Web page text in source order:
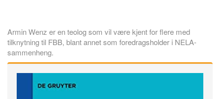
Armin Wenz er en teolog som vil være kjent for flere med
tilknytning til FBB, blant annet som foredragsholder i NELA-
sammenheng.